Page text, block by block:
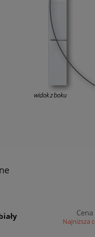
Najniższa